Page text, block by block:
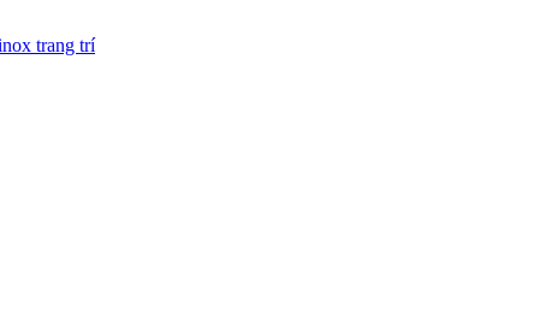
trang trí